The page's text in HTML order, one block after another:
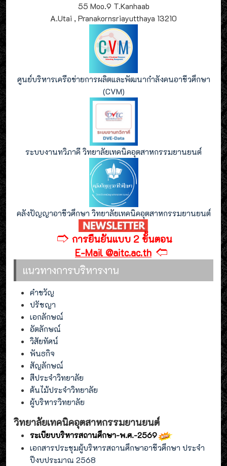
55 Moo.9 T.Kanhaab
A.Utai , Pranakornsriayutthaya 13210
ศูนย์บริหารเครือข่ายการผลิตและพัฒนากำลังคนอาชีวศึกษา
(CVM)
ระบบงานทวิภาคี วิทยาลัยเทคนิคอุตสาหกรรมยานยนต์
คลังปัญญาอาชีวศึกษา วิทยาลัยเทคนิคอุตสาหกรรมยานยนต์
🢣 การยืนยันแบบ 2 ขั้นตอน
E-Mail @aitc.ac.th 🢢
แนวทางการบริหารงาน
คำขวัญ
ปรัชญา
เอกลักษณ์
อัตลักษณ์
วิสัยทัศน์
พันธกิจ
สัญลักษณ์
สีประจำวิทยาลัย
ต้นไม้ประจำวิทยาลัย
ผู้บริหารวิทยาลัย
วิทยาลัยเทคนิคอุตสาหกรรมยานยนต์
ระเบียบบริหารสถานศึกษา-พ.ศ.-2569
เอกสารประชุมผู้บริหารสถานศึกษาอาชีวศึกษา ประจำ
ปีงบประมาณ 2568